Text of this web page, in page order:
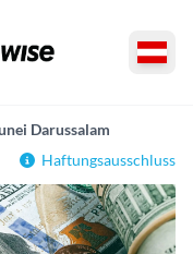
Darussalam
Haftungsausschluss